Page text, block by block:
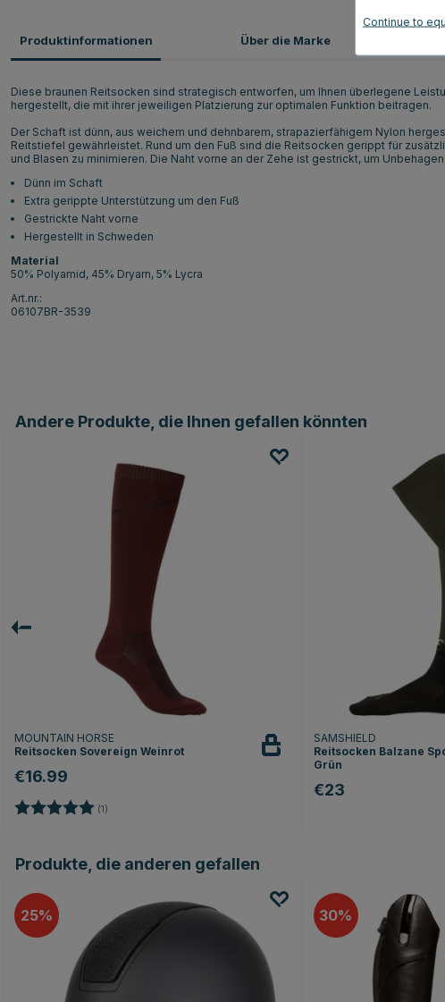
Produktinformationen
Diese braunen Reitsocken sind strategisch entworfen, um Ihnen überlegene
hergestellt, die mit ihrer jeweiligen Platzierung zur optimalen Funktion beitragen.
Der Schaft ist dünn, aus weichem und dehnbarem, strapazierfähigem Nylon
Reitstiefel gewährleistet. Rund um den Fuß sind die Reitsocken gerippt für
und Blasen zu minimieren. Die Naht vorne an der Zehe ist gestrickt, um
Dünn im Schaft
Extra gerippte Unterstützung um den Fuß
Gestrickte Naht vorne
Hergestellt in Schweden
Material
50% Polyamid, 45% Dryarn, 5% Lycra
Art.nr.:
06107BR-3539
Über die Marke
Andere Produkte, die Ihnen gefallen könnten
MOUNTAIN HORSE
Reitsocken Sovereign Weinrot
€16.99
Bewertung: (1)
SAMSHIELD
Reitsocken Balzane
Grün
€23
Produkte, die anderen gefallen
25 30
Continue to